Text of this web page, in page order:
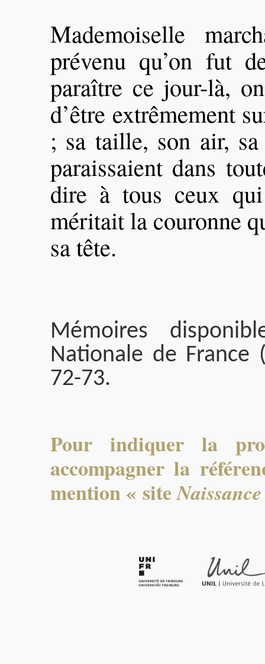
Mademoiselle
prévenu qu’on fut
paraître ce jour-là,
d’être extrêmement
; sa taille, son air,
paraissaient dans
dire à tous ceux
méritait la couronne
sa tête.
Mémoires
Nationale de France
72-73.
Pour indiquer la
accompagner la
mention « site